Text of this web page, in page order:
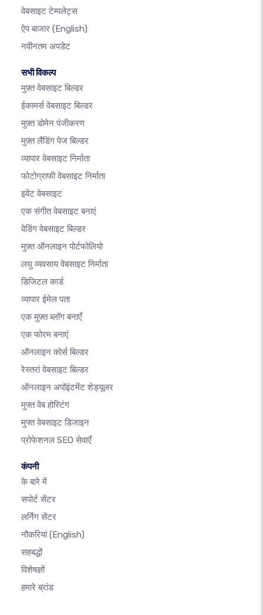
वेबसाइट टेम्पलेट्स
ऐप बाजार (English)
नवीनतम अपडेट
सभी विकल्प
मुफ़्त वेबसाइट बिल्डर
ईकामर्स वेबसाइट बिल्डर
मुफ़्त डोमेन पंजीकरण
मुफ़्त लैंडिंग पेज बिल्डर
व्यापार वेबसाइट निर्माता
फोटोग्राफी वेबसाइट निर्माता
इवेंट वेबसाइट
एक संगीत वेबसाइट बनाएं
वेडिंग वेबसाइट बिल्डर
मुफ़्त ऑनलाइन पोर्टफोलियो
लघु व्यवसाय वेबसाइट निर्माता
डिजिटल कार्ड
व्यापार ईमेल पता
एक मुफ़्त ब्लॉग बनाएँ
एक फोरम बनाएं
ऑनलाइन कोर्स बिल्डर
रेस्तरां वेबसाइट बिल्डर
ऑनलाइन अपॉइंटमेंट शेड्यूलर
मुफ्त वेब होस्टिंग
मुफ्त वेबसाइट डिजाइन
प्रोफेशनल SEO सेवाएँ
कंपनी
के बारे में
सपोर्ट सेंटर
लर्निंग सेंटर
नौकरियां(English)
सहबद्धों
विशेषज्ञों
हमारे ब्रांड